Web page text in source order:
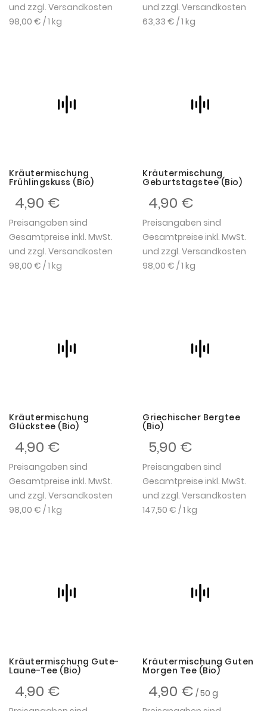
und zzgl. Versandkosten
98,00 € / 1 kg
und zzgl. Versandkosten
63,33 € / 1 kg
Kräutermischung
Frühlingskuss (Bio)
4,90 €
Preisangaben sind
Gesamtpreise inkl. MwSt.
und zzgl. Versandkosten
98,00 € / 1 kg
Kräutermischung
Geburtstagstee (Bio)
4,90 €
Preisangaben sind
Gesamtpreise inkl. MwSt.
und zzgl. Versandkosten
98,00 € / 1 kg
Kräutermischung
Glückstee (Bio)
4,90 €
Preisangaben sind
Gesamtpreise inkl. MwSt.
und zzgl. Versandkosten
98,00 € / 1 kg
Griechischer Bergtee
(Bio)
5,90 €
Preisangaben sind
Gesamtpreise inkl. MwSt.
und zzgl. Versandkosten
147,50 € / 1 kg
Kräutermischung Gute-
Laune-Tee (Bio)
4,90 €
Kräutermischung Guten
Morgen Tee (Bio)
4,90 € / 50 g